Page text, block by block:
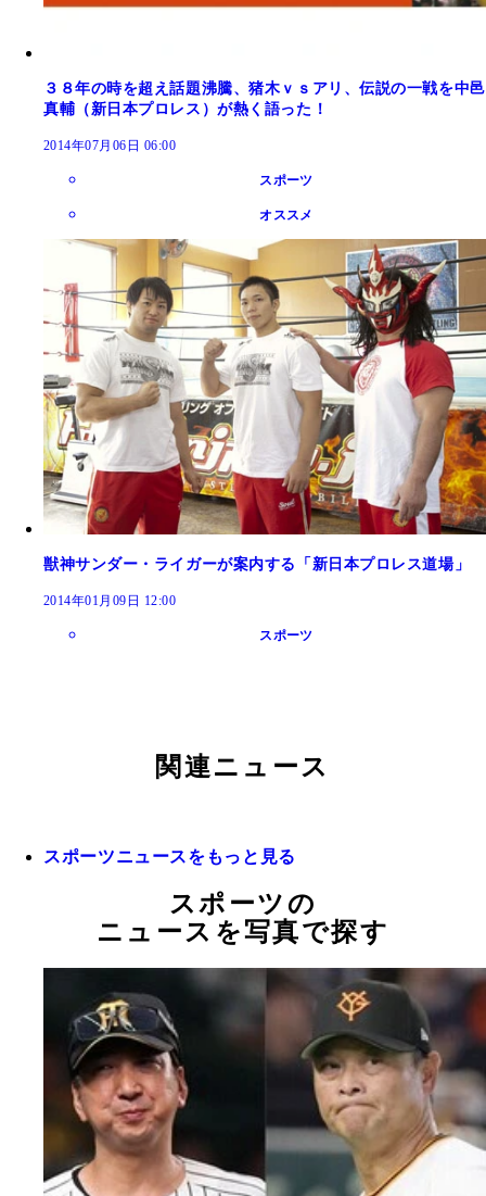
３８年の時を超え話題沸騰、猪木ｖｓアリ、伝説の一戦を中邑
真輔（新日本プロレス）が熱く語った！
2014年07月06日 06:00
スポーツ
オススメ
獣神サンダー・ライガーが案内する「新日本プロレス道場」
2014年01月09日 12:00
スポーツ
関連ニュース
スポーツニュースをもっと見る
スポーツの
ニュースを写真で探す